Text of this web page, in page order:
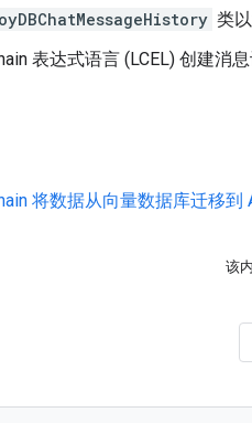
类
表达式语言 (LCEL) 创建消
将数据从向量数据库迁移到
该